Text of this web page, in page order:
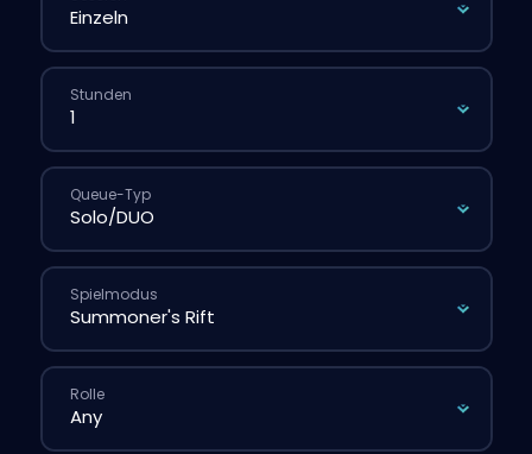
Stunden
Queue-Typ
Spielmodus
Rolle